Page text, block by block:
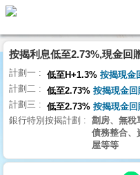
理
主
頁
搵
樓/
交
按揭利息低至2.73%,現金回
計劃一 低至H+1.3% 按揭現金
計劃二 低至2.73% 按揭現金
計劃三 低至2.73% 按揭現金
銀行特別按揭計劃
劏房、無稅
債務整合、
屋等等